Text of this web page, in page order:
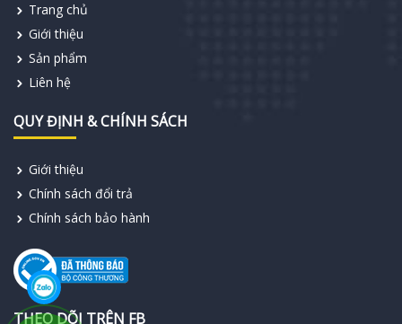
Trang chủ
Giới thiệu
Sản phẩm
Liên hệ
QUY ĐỊNH & CHÍNH SÁCH
Giới thiệu
Chính sách đổi trả
Chính sách bảo hành
THEO DÕI TRÊN FB